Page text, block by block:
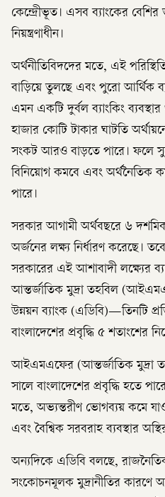
কেন্দ্রেীভূত। এসব ব্যাংকের বেশির
নিয়ন্ত্রণাধীন।
অর্থনীতিবিদদের মতে, এই
বাড়িয়ে তুলছে এবং পুরো আর্থিক
এমন একটি দুর্বল ব্যাংকিং
হাজার কোটি টাকার ঘাটতি
সংকট আরও বাড়তে পারে। ফলে
বিনিয়োগ কমবে এবং অর্থনৈতিক
পারে।
সরকার আগামী অর্থবছরে ৬ দশমিক
অর্জনের লক্ষ্য নির্ধারণ করেছে।
সরকারের এই আশাবাদী লক্ষ্যের
আন্তর্জাতিক মুদ্রা তহবিল
উন্নয়ন ব্যাংক (এডিবি)—তিনটি
বাংলাদেশের প্রবৃদ্ধি ৫ শতাংশের
আইএমএফের (আন্তর্জাতিক মুদ্রা
সালে বাংলাদেশের প্রবৃদ্ধি হতে
মতে, অভ্যন্তরীণ ভোগব্যয় কমে
এবং বৈশ্বিক সরবরাহ ব্যবস্থার
অন্যদিকে এডিবি বলছে,
সংকোচনমূলক মুদ্রানীতির কারণে